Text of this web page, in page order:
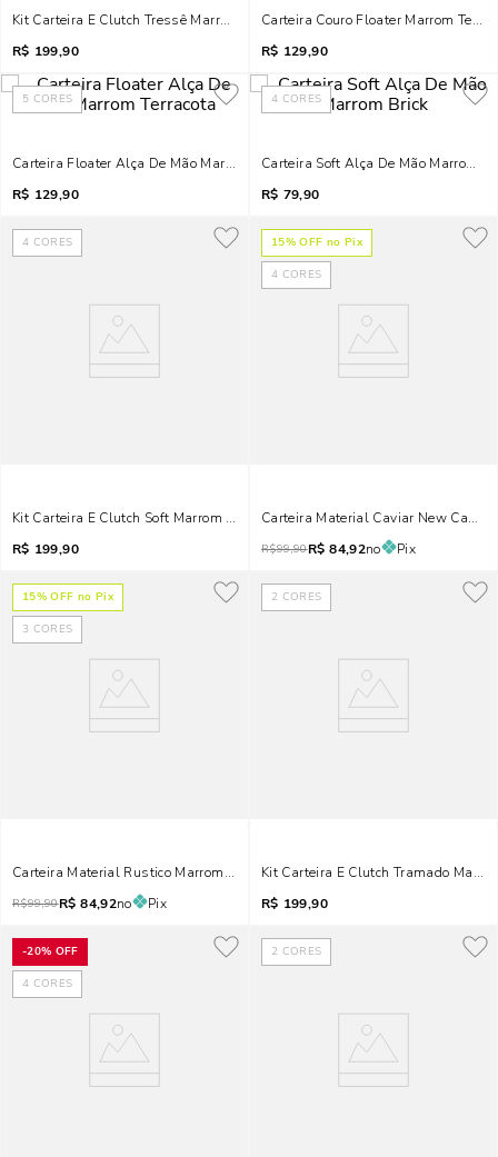
Kit Carteira E Clutch Tressê Marrom Safari
R$ 199,90
Carteira Couro Floater Marrom
R$ 129,90
5 CORES
Carteira Floater Alça De Mão Marrom Terracota
R$ 129,90
4 CORES
Carteira Soft Alça De Mão Marrom
R$ 79,90
4 CORES
Kit Carteira E Clutch Soft Marrom Terracota
R$ 199,90
15% OFF no Pix
4 CORES
Carteira Material Caviar New
R$99,90R$ 84,92no Pix
15% OFF no Pix
3 CORES
Carteira Material Rustico Marrom Dark Alça De Mão
R$99,90R$ 84,92no Pix
2 CORES
Kit Carteira E Clutch Tramado
R$ 199,90
-20% OFF
4 CORES
2 CORES